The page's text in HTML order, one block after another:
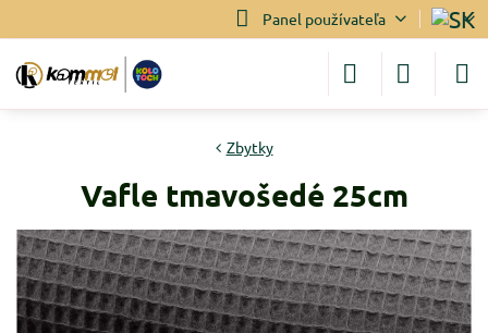
Panel používateľa
Zbytky
Vafle tmavošedé 25cm